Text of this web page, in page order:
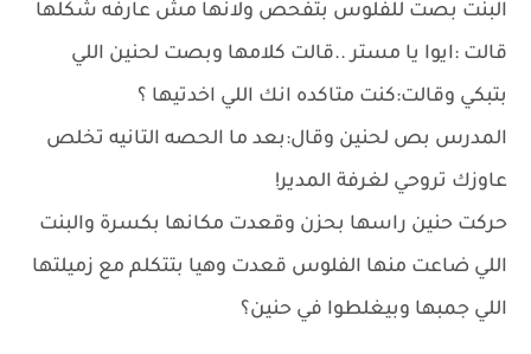
البنت بصت للفلوس بتفحص ولانها مش عارفه شكلها
قالت :ايوا يا مستر ..قالت كلامها وبصت لحنين اللي
بتبكي وقالت:كنت متاكده انك اللي اخدتيها ؟
المدرس بص لحنين وقال:بعد ما الحصه التانيه تخلص
عاوزك تروحي لغرفة المدير!
حركت حنين راسها بحزن وقعدت مكانها بكسرة والبنت
اللي ضاعت منها الفلوس قعدت وهيا بتتكلم مع زميلتها
اللي جمبها وبيغلطوا في حنين؟